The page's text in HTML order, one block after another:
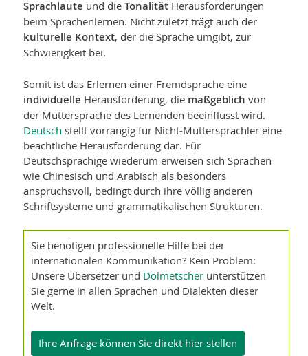
Sprachlaute und dieTonalität Herausforderungen
beim Sprachenlernen. Nicht zuletzt trägt auch der
kulturelle Kontext, der die Sprache umgibt, zur
Schwierigkeit bei.
Somit ist das Erlernen einer Fremdsprache eine
individuelle Herausforderung, die maßgeblich von
der Muttersprache des Lernenden beeinflusst wird.
Deutsch stellt vorrangig für Nicht-Muttersprachler eine
beachtliche Herausforderung dar. Für
Deutschsprachige wiederum erweisen sich Sprachen
wie Chinesisch und Arabisch als besonders
anspruchsvoll, bedingt durch ihre völlig anderen
Schriftsysteme und grammatikalischen Strukturen.
Sie benötigen professionelle Hilfe bei der
internationalen Kommuni­kation? Kein Problem:
Unsere Übersetzer und Dolmetscher unterstützen
Sie gerne in allen Sprachen und Dialekten dieser
Welt.
Ihre Anfrage können Sie direkt hier stellen